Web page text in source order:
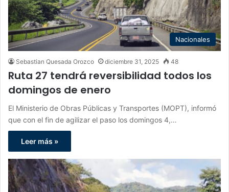
Nacionales
Sebastian Quesada Orozco diciembre 31, 2025 48
Ruta 27 tendrá reversibilidad todos los
domingos de enero
El Ministerio de Obras Públicas y Transportes (MOPT), informó
que con el fin de agilizar el paso los domingos 4,…
Leer más »